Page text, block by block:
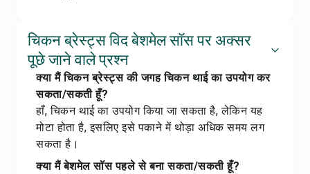
चिकन ब्रेस्ट्स विद बेशमेल सॉस पर अक्सर
पूछे जाने वाले प्रश्न
क्या मैं चिकन ब्रेस्ट्स की जगह चिकन थाई का उपयोग कर
सकता/सकती हूँ?
हाँ, चिकन थाई का उपयोग किया जा सकता है, लेकिन यह
मोटा होता है, इसलिए इसे पकाने में थोड़ा अधिक समय लग
सकता है।
क्या मैं बेशमेल सॉस पहले से बना सकता/सकती हूँ?